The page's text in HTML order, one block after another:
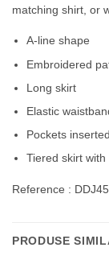
matching shirt, or
A-line shape
Embroidered
Long skirt
Elastic
Pockets
Tiered skirt
Reference :
PRODUSE